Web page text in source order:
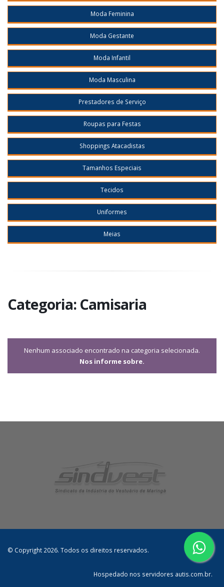
Moda Feminina
Moda Gestante
Moda Infantil
Moda Masculina
Prestadores de Serviço
Roupas para Festas
Shoppings Atacadistas
Tamanhos Especiais
Tecidos
Uniformes
Meias
Categoria: Camisaria
Nenhum associado encontrado na categoria selecionada.
Nos informe sobre.
© Copyright 2026. Todos os direitos reservados.
Hospedado nos servidores autis.com.br.